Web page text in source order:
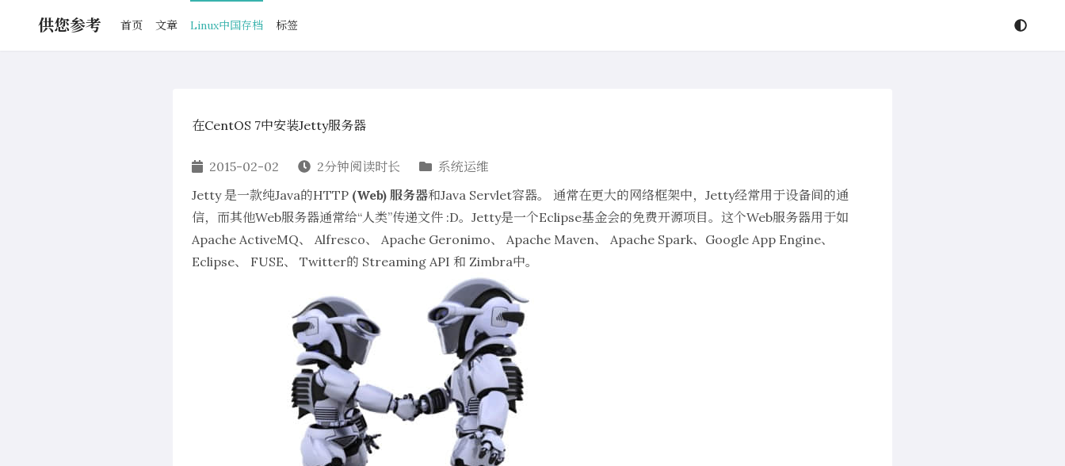
供您参考 首页 文章 Linux中国存档 标签
在CentOS 7中安装Jetty服务器
2015-02-02 2分钟阅读时长
系统运维
Jetty是一款纯Java的HTTP (Web) 服务器和Java Servlet容器。 通常在更大的网络框架中，Jetty经常用于设备间的通
信，而其他Web服务器通常给“人类”传递文件 :D。Jetty是一个Eclipse基金会的免费开源项目。这个Web服务器用于如
Apache ActiveMQ、 Alfresco、 Apache Geronimo、 Apache Maven、 Apache Spark、Google App Engine、
Eclipse、 FUSE、 Twitter的 Streaming API 和 Zimbra中。